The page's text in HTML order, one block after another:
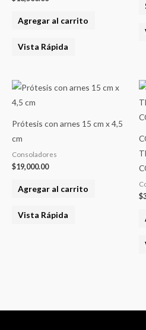
Agregar al carrito
Vista Rápida
Prótesis con arnes 15 cm x 4,5
cm
Consoladores
$19,000.00
Agregar al carrito
Vista Rápida
$